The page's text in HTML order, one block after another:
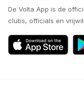
De Volta App is de
clubs, officials en